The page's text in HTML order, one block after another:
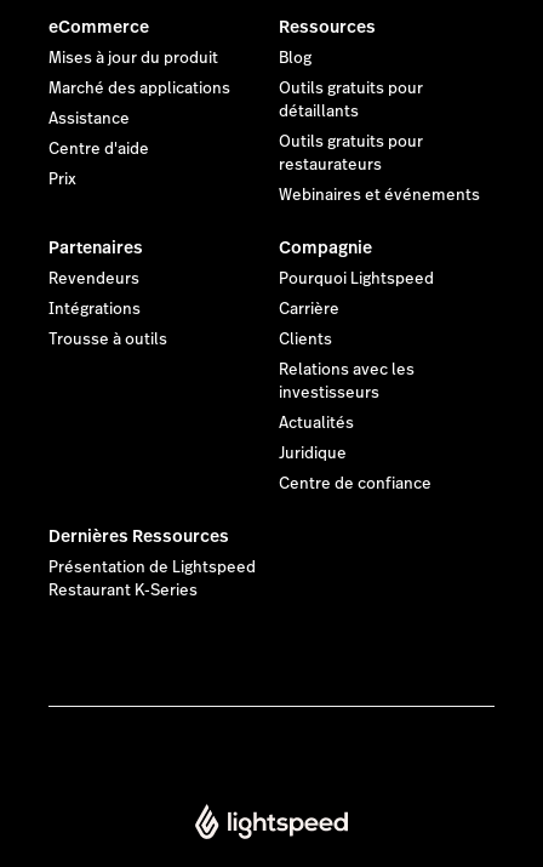
eCommerce
Mises à jour du produit
Marché des applications
Assistance
Centre d'aide
Prix
Ressources
Blog
Outils gratuits pour
détaillants
Outils gratuits pour
restaurateurs
Webinaires et événements
Partenaires
Revendeurs
Intégrations
Trousse à outils
Compagnie
Pourquoi Lightspeed
Carrière
Clients
Relations avec les
investisseurs
Actualités
Juridique
Centre de confiance
Dernières Ressources
Présentation de Lightspeed
Restaurant K-Series